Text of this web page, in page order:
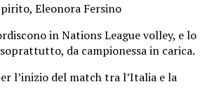
Eleonora Fersino
in Nations League volley, e lo
da campionessa in carica.
l’inizio del match tra l’Italia e la